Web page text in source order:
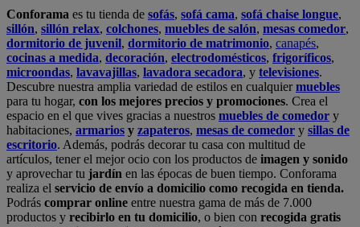
Conforama es tu tienda de sofás, sofá cama, sofá chaise longue,
sillón, sillón relax, colchones, muebles de salón, mesas comedor,
dormitorio de juvenil, dormitorio de matrimonio, canapés,
cocinas a medida, decoración, electrodomésticos, frigoríficos,
microondas, lavavajillas, lavadora secadora, y televisiones.
Descubre nuestra amplia variedad de estilos en cualquiermuebles
para tu hogar, con los mejores precios y promociones. Crea el
espacio en el que vives gracias a nuestros muebles de comedor y
habitaciones, armarios y zapateros, mesas de comedor y sillas de
escritorio. Además, podrás decorar tu casa con multitud de
artículos, tener el mejor ocio con los productos de imagen y sonido
y aprovechar tu jardín en las épocas de buen tiempo. Conforama
realiza el servicio de envío a domicilio como recogida en tienda.
Podrás comprar online entre nuestra gama de más de 7.000
productos y recibirlo en tu domicilio, o bien con recogida gratis